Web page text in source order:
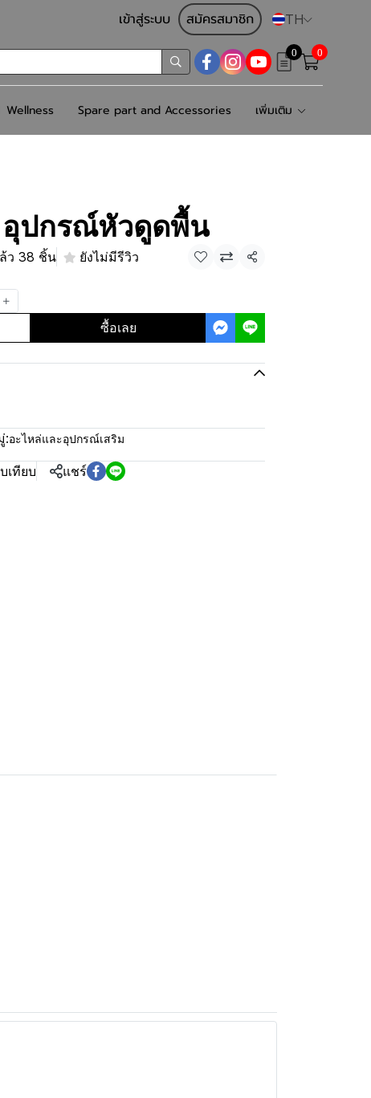
เข้าสู่ระบบ สมัครสมาชิก TH
0 0
Spare part and Accessories เพิ่มเติม
อุปกรณ์หัวดูดพื้น
ว 38 ชิ้น ยังไม่มีรีวิว
แชร์
ซื้อเลย
:อะไหล่และอุปกรณ์เสริม
เทียบ แชร์